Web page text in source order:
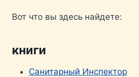
Вот что вы здесь найдете:
книги
Санитарный Инспектор